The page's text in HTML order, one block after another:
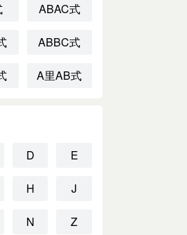
ABAC式
ABBC式
A里AB式
D E
H J
N Z